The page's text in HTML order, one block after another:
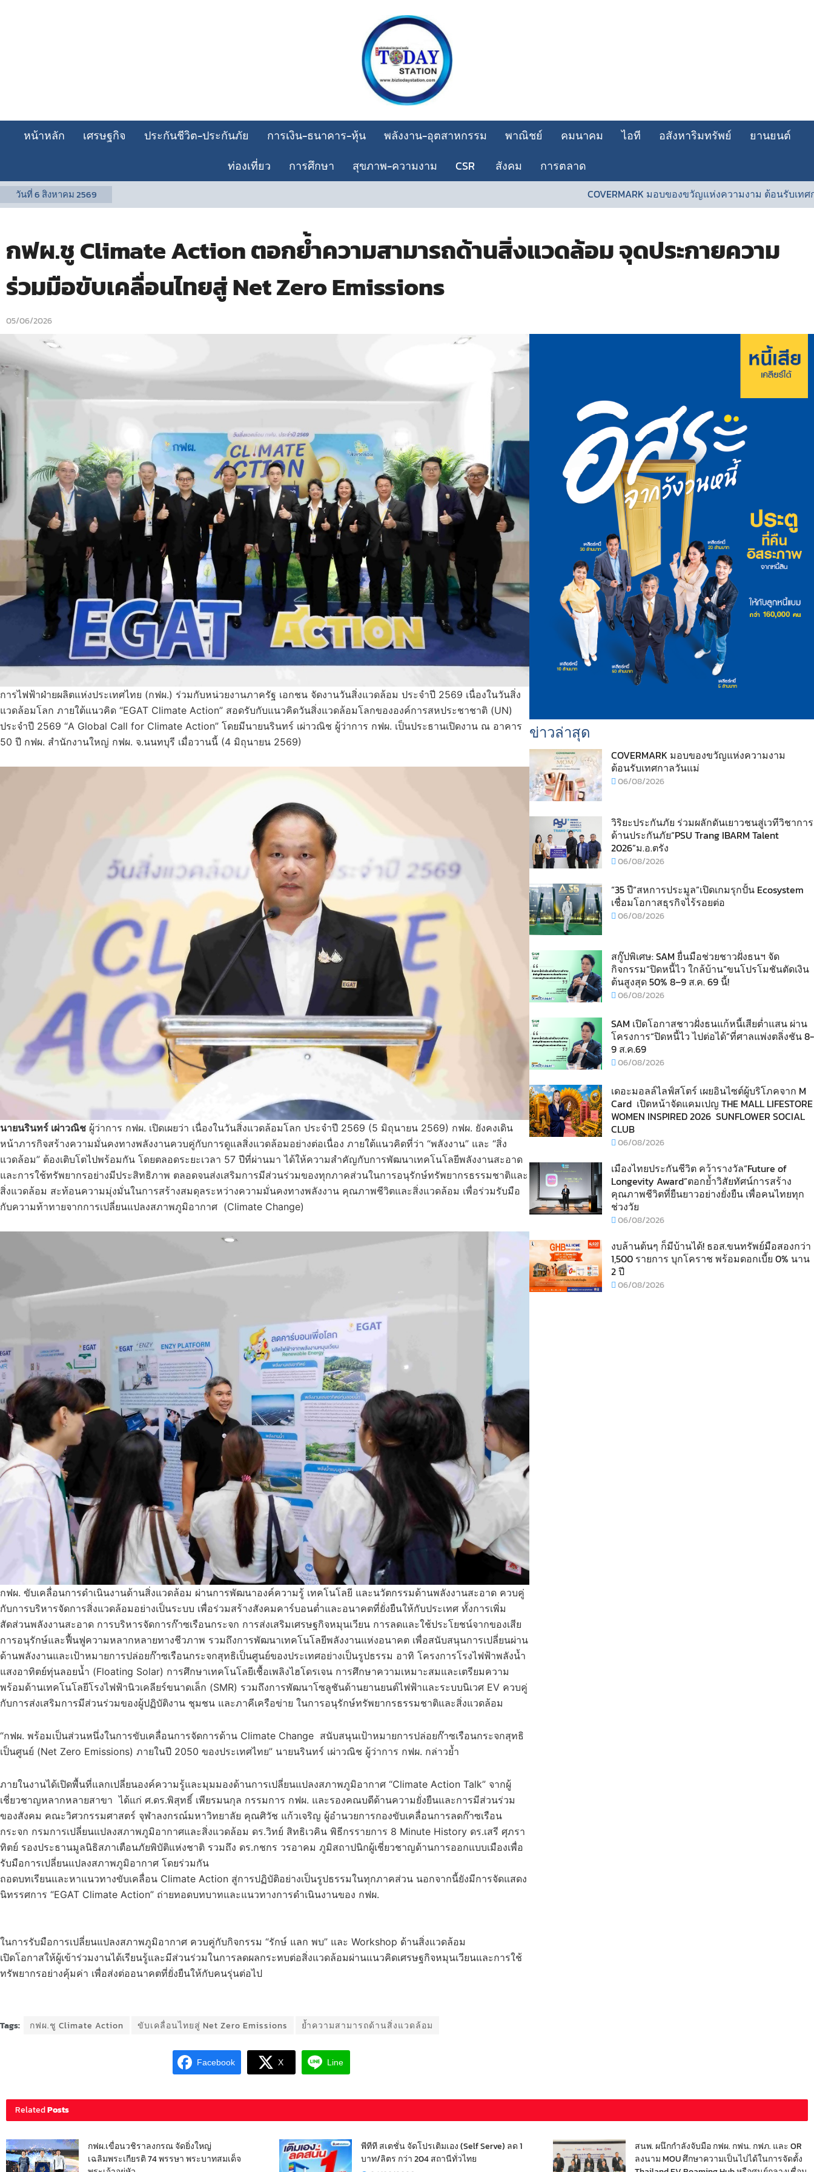
หน้าหลัก เศรษฐกิจ ประกันชีวิต-ประกันภัย การเงิน-ธนาคาร-หุ้น พลังงาน-อุตสาหกรรม พาณิชย์ คมนาคม ไอที อสังหาริมทรัพย์
ยานยนต์
ท่องเที่ยว
การศึกษา สุขภาพ-ความงาม CSR สังคม การตลาด
วันที่6 สิงหาคม 2569 COVERMARK มอบของขวัญแห่งความงาม ต้อนรับเทศกาลวันแม่|
กฟผ.ชู Climate Action ตอกย้ำความสามารถด้านสิ่งแวดล้อม จุดประกายความ
ร่วมมือขับเคลื่อนไทยสู่ Net Zero Emissions
05/06/2026
การไฟฟ้าฝ่ายผลิตแห่งประเทศไทย (กฟผ.) ร่วมกับหน่วยงานภาครัฐ เอกชน จัดงานวันสิ่งแวดล้อม ประจำปี 2569 เนื่องในวันสิ่ง
แวดล้อมโลก ภายใต้แนวคิด “EGAT Climate Action” สอดรับกับแนวคิดวันสิ่งแวดล้อมโลกขององค์การสหประชาชาติ (UN)
ประจำปี 2569 “A Global Call for Climate Action” โดยมีนายนรินทร์ เผ่าวณิช ผู้ว่าการ กฟผ. เป็นประธานเปิดงาน ณ อาคาร
50 ปี กฟผ. สำนักงานใหญ่ กฟผ. จ.นนทบุรี เมื่อวานนี้ (4 มิถุนายน 2569)
นายนรินทร์ เผ่าวณิช ผู้ว่าการ กฟผ. เปิดเผยว่า เนื่องในวันสิ่งแวดล้อมโลก ประจำปี 2569 (5 มิถุนายน 2569) กฟผ. ยังคงเดิน
หน้าภารกิจสร้างความมั่นคงทางพลังงานควบคู่กับการดูแลสิ่งแวดล้อมอย่างต่อเนื่อง ภายใต้แนวคิดที่ว่า “พลังงาน” และ “สิ่ง
แวดล้อม” ต้องเติบโตไปพร้อมกัน โดยตลอดระยะเวลา 57 ปีที่ผ่านมา ได้ให้ความสำคัญกับการพัฒนาเทคโนโลยีพลังงานสะอาด
และการใช้ทรัพยากรอย่างมีประสิทธิภาพ ตลอดจนส่งเสริมการมีส่วนร่วมของทุกภาคส่วนในการอนุรักษ์ทรัพยากรธรรมชาติและ
สิ่งแวดล้อม สะท้อนความมุ่งมั่นในการสร้างสมดุลระหว่างความมั่นคงทางพลังงาน คุณภาพชีวิตและสิ่งแวดล้อม เพื่อร่วมรับมือ
กับความท้าทายจากการเปลี่ยนแปลงสภาพภูมิอากาศ (Climate Change)
กฟผ. ขับเคลื่อนการดำเนินงานด้านสิ่งแวดล้อม ผ่านการพัฒนาองค์ความรู้ เทคโนโลยี และนวัตกรรมด้านพลังงานสะอาด ควบคู่
กับการบริหารจัดการสิ่งแวดล้อมอย่างเป็นระบบ เพื่อร่วมสร้างสังคมคาร์บอนต่ำและอนาคตที่ยั่งยืนให้กับประเทศ ทั้งการเพิ่ม
สัดส่วนพลังงานสะอาด การบริหารจัดการก๊าซเรือนกระจก การส่งเสริมเศรษฐกิจหมุนเวียน การลดและใช้ประโยชน์จากของเสีย
การอนุรักษ์และฟื้นฟูความหลากหลายทางชีวภาพ รวมถึงการพัฒนาเทคโนโลยีพลังงานแห่งอนาคต เพื่อสนับสนุนการเปลี่ยนผ่าน
ด้านพลังงานและเป้าหมายการปล่อยก๊าซเรือนกระจกสุทธิเป็นศูนย์ของประเทศอย่างเป็นรูปธรรม อาทิ โครงการโรงไฟฟ้าพลังน้ำ
แสงอาทิตย์ทุ่นลอยน้ำ (Floating Solar) การศึกษาเทคโนโลยีเชื้อเพลิงไฮโดรเจน การศึกษาความเหมาะสมและเตรียมความ
พร้อมด้านเทคโนโลยีโรงไฟฟ้านิวเคลียร์ขนาดเล็ก (SMR) รวมถึงการพัฒนาโซลูชันด้านยานยนต์ไฟฟ้าและระบบนิเวศ EV ควบคู่
กับการส่งเสริมการมีส่วนร่วมของผู้ปฏิบัติงาน ชุมชน และภาคีเครือข่าย ในการอนุรักษ์ทรัพยากรธรรมชาติและสิ่งแวดล้อม
“กฟผ. พร้อมเป็นส่วนหนึ่งในการขับเคลื่อนการจัดการด้าน Climate Change สนับสนุนเป้าหมายการปล่อยก๊าซเรือนกระจกสุทธิ
เป็นศูนย์ (Net Zero Emissions) ภายในปี 2050 ของประเทศไทย” นายนรินทร์ เผ่าวณิช ผู้ว่าการ กฟผ. กล่าวย้ำ
ภายในงานได้เปิดพื้นที่แลกเปลี่ยนองค์ความรู้และมุมมองด้านการเปลี่ยนแปลงสภาพภูมิอากาศ “Climate Action Talk” จากผู้
เชี่ยวชาญหลากหลายสาขา ได้แก่ ศ.ดร.พิสุทธิ์ เพียรมนกุล กรรมการ กฟผ. และรองคณบดีด้านความยั่งยืนและการมีส่วนร่วม
ของสังคม คณะวิศวกรรมศาสตร์ จุฬาลงกรณ์มหาวิทยาลัย คุณศิวัช แก้วเจริญ ผู้อำนวยการกองขับเคลื่อนการลดก๊าซเรือน
กระจก กรมการเปลี่ยนแปลงสภาพภูมิอากาศและสิ่งแวดล้อม ดร.วิทย์ สิทธิเวคิน พิธีกรรายการ 8 Minute History ดร.เสรี ศุภรา
ทิตย์ รองประธานมูลนิธิสภาเตือนภัยพิบัติแห่งชาติ รวมถึง ดร.กชกร วรอาคม ภูมิสถาปนิกผู้เชี่ยวชาญด้านการออกแบบเมืองเพื่อ
รับมือการเปลี่ยนแปลงสภาพภูมิอากาศ โดยร่วมกัน
ถอดบทเรียนและหาแนวทางขับเคลื่อน Climate Action สู่การปฏิบัติอย่างเป็นรูปธรรมในทุกภาคส่วน นอกจากนี้ยังมีการจัดแสดง
นิทรรศการ “EGAT Climate Action” ถ่ายทอดบทบาทและแนวทางการดำเนินงานของ กฟผ.
ในการรับมือการเปลี่ยนแปลงสภาพภูมิอากาศ ควบคู่กับกิจกรรม “รักษ์ แลก พบ” และ Workshop ด้านสิ่งแวดล้อม
เปิดโอกาสให้ผู้เข้าร่วมงานได้เรียนรู้และมีส่วนร่วมในการลดผลกระทบต่อสิ่งแวดล้อมผ่านแนวคิดเศรษฐกิจหมุนเวียนและการใช้
ทรัพยากรอย่างคุ้มค่า เพื่อส่งต่ออนาคตที่ยั่งยืนให้กับคนรุ่นต่อไป
Tags: กฟผ.ชู Climate Action ขับเคลื่อนไทยสู่ Net Zero Emissions ย้ำความสามารถด้านสิ่งแวดล้อม
Facebook X Line
ข่าวล่าสุด
COVERMARK มอบของขวัญแห่งความงาม
ต้อนรับเทศกาลวันแม่
06/08/2026
วิริยะประกันภัย ร่วมผลักดันเยาวชนสู่เวทีวิชาการ
ด้านประกันภัย“PSU Trang IBARM Talent
2026”ม.อ.ตรัง
06/08/2026
“35 ปี“สหการประมูล”เปิดเกมรุกปั้น Ecosystem
เชื่อมโอกาสธุรกิจไร้รอยต่อ
06/08/2026
สกู๊ปพิเศษ: SAM ยื่นมือช่วยชาวฝั่งธนฯ จัด
กิจกรรม“ปิดหนี้ไว ใกล้บ้าน”ขนโปรโมชันตัดเงิน
ต้นสูงสุด 50% 8–9 ส.ค. 69 นี้!
06/08/2026
SAM เปิดโอกาสชาวฝั่งธนแก้หนี้เสียต่ำแสน ผ่าน
โครงการ“ปิดหนี้ไว ไปต่อได้”ที่ศาลแพ่งตลิ่งชัน 8-
9 ส.ค.69
06/08/2026
เดอะมอลล์ไลฟ์สโตร์ เผยอินไซต์ผู้บริโภคจาก M
Card เปิดหน้าจัดแคมเปญ THE MALL LIFESTORE
WOMEN INSPIRED 2026 SUNFLOWER SOCIAL
CLUB
06/08/2026
เมืองไทยประกันชีวิต คว้ารางวัล“Future of
Longevity Award”ตอกย้ำวิสัยทัศน์การสร้าง
คุณภาพชีวิตที่ยืนยาวอย่างยั่งยืน เพื่อคนไทยทุก
ช่วงวัย
06/08/2026
งบล้านต้นๆ ก็มีบ้านได้! ธอส.ขนทรัพย์มือสองกว่า
1,500 รายการ บุกโคราช พร้อมดอกเบี้ย 0% นาน
2 ปี
06/08/2026
RelatedPosts
กฟผ.เขื่อนวชิราลงกรณ จัดยิ่งใหญ่
เฉลิมพระเกียรติ 74 พรรษา พระบาทสมเด็จ
พีทีที สเตชั่น จัดโปรเติมเอง (Self Serve) ลด 1
บาท/ลิตร กว่า 204 สถานีทั่วไทย
สนพ. ผนึกกำลังจับมือ กฟผ. กฟน. กฟภ. และ OR
ลงนาม MOU ศึกษาความเป็นไปได้ในการจัดตั้ง